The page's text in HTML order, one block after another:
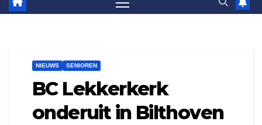
NIEUWS SENIOREN
BC Lekkerkerk
onderuit in Bilthoven